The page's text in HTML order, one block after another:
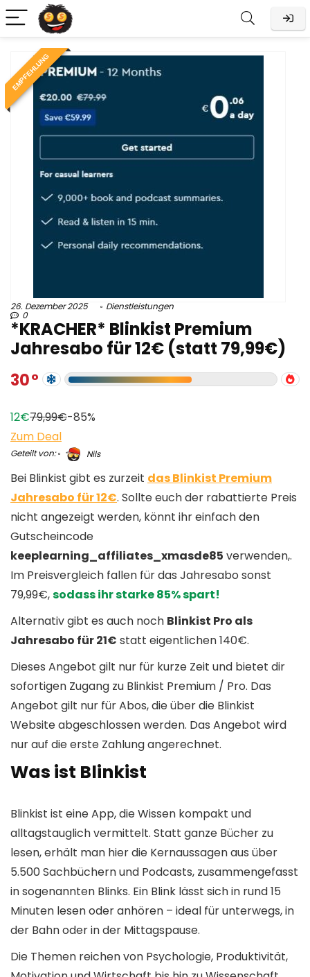
EMPFEHLUNG
26. Dezember 2025 Dienstleistungen
0
*KRACHER* Blinkist Premium
Jahresabo für 12€ (statt 79,99€)
30
12€79,99€-85%
Zum Deal
Geteilt von: Nils
Bei Blinkist gibt es zurzeit das Blinkist Premium
Jahresabo für 12€. Sollte euch der rabattierte Preis
nicht angezeigt werden, könnt ihr einfach den
Gutscheincode
keeplearning_affiliates_xmasde85 verwenden,.
Im Preisvergleich fallen für das Jahresabo sonst
79,99€,sodass ihr starke 85% spart!
Alternativ gibt es auch noch Blinkist Pro als
Jahresabo für 21€ statt eigentlichen 140€.
Dieses Angebot gilt nur für kurze Zeit und bietet dir
sofortigen Zugang zu Blinkist Premium / Pro. Das
Angebot gilt nur für Abos, die über die Blinkist
Website abgeschlossen werden. Das Angebot wird
nur auf die erste Zahlung angerechnet.
Was ist Blinkist
Blinkist ist eine App, die Wissen kompakt und
alltagstauglich vermittelt. Statt ganze Bücher zu
lesen, erhält man hier die Kernaussagen aus über
5.500 Sachbüchern und Podcasts, zusammengefasst
in sogenannten Blinks. Ein Blink lässt sich in rund 15
Minuten lesen oder anhören – ideal für unterwegs, in
der Bahn oder in der Mittagspause.
Die Themen reichen von Psychologie, Produktivität,